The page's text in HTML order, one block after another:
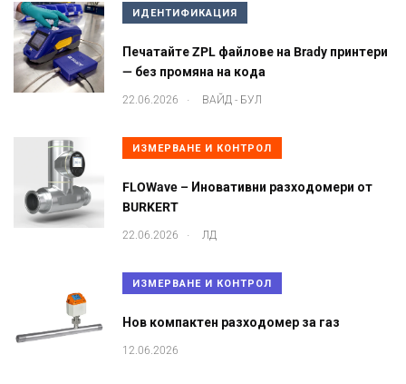
ИДЕНТИФИКАЦИЯ
Печатайте ZPL файлове на Brady принтери
— без промяна на кода
22.06.2026 . ВАЙД - БУЛ
ИЗМЕРВАНЕ И КОНТРОЛ
FLOWave – Иновативни разходомери от
BURKERT
22.06.2026 . ЛД
ИЗМЕРВАНЕ И КОНТРОЛ
Нов компактен разходомер за газ
12.06.2026